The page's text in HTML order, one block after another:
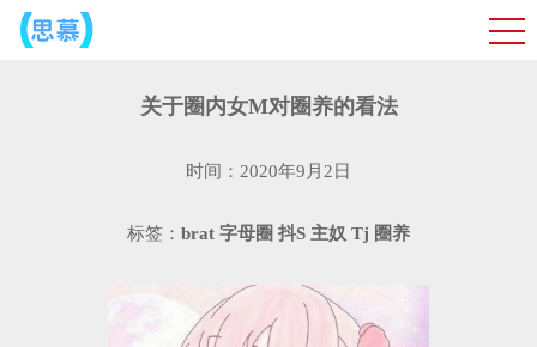
关于圈内女M对圈养的看法
时间：2020年9月2日
标签： brat 字母圈 抖S 主奴 Tj 圈养